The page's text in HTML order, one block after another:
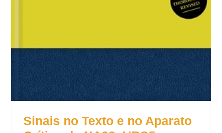
Sinais no Texto e no Aparato